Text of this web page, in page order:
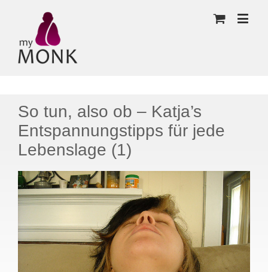
So tun, also ob – Katja’s
Entspannungstipps für jede
Lebenslage (1)